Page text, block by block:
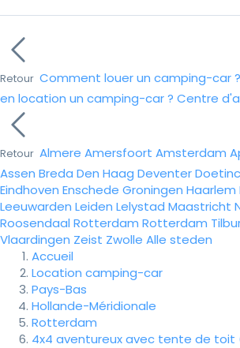
Retour Comment louer un camping-car ?
en location un camping-car ? Centre
Retour Almere Amersfoort Amsterdam
Assen Breda Den Haag Deventer
Eindhoven Enschede Groningen Haarlem
Leeuwarden Leiden Lelystad Maastricht
Roosendaal Rotterdam Rotterdam
Vlaardingen Zeist Zwolle Alle steden
Accueil
Location camping-car
Pays-Bas
Hollande-Méridionale
Rotterdam
4x4 aventureux avec tente de toit